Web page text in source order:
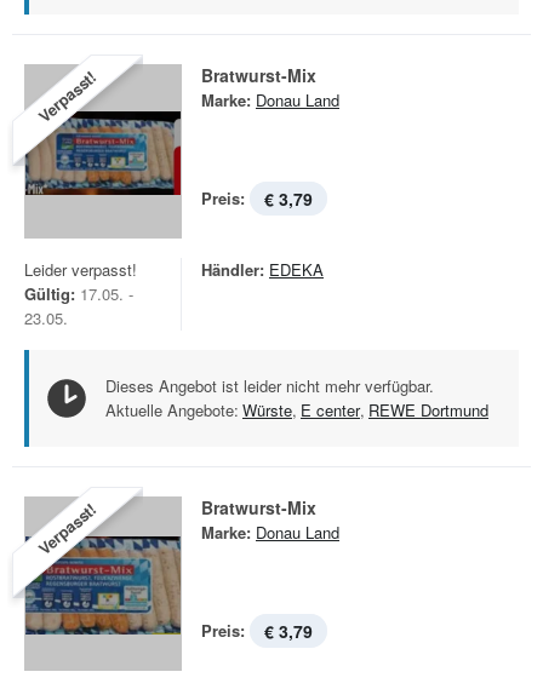
Verpasst! Bratwurst-Mix
Marke: Donau Land
Preis: € 3,79
Leider verpasst!
Gültig: 17.05. -
23.05.
Händler: EDEKA
Dieses Angebot ist leider nicht mehr verfügbar.
Aktuelle Angebote: Würste, E center, REWE Dortmund
Verpasst! Bratwurst-Mix
Marke: Donau Land
Preis: € 3,79